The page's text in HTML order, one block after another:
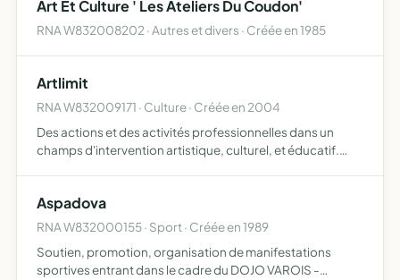
diplômes sont reconnus p…
Art Et Culture ' Les Ateliers Du Coudon'
RNA W832008202 · Autres et divers · Créée en 1985
Artlimit
RNA W832009171 · Culture · Créée en 2004
Des actions et des activités professionnelles dans un
champs d'intervention artistique, culturel, et éducatif.
Aspadova
RNA W832000155 · Sport · Créée en 1989
Soutien, promotion, organisation de manifestations
sportives entrant dans le cadre du DOJO VAROIS -